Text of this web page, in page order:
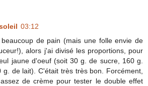
03:12
de pain (mais une folle envie de
alors j'ai divisé les proportions, pour
jaune d'oeuf (soit 30 g. de sucre, 160 g.
g. de lait). C'était très très bon. Forcément,
de crème pour tester le double effet